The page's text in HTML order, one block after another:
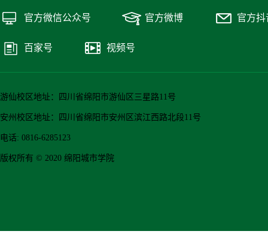
官方微信公众号 官方微博 官方抖
百家号 视频号
游仙校区地址：四川省绵阳市游仙区三星路11号
安州校区地址：四川省绵阳市安州区滨江西路北段11号
电话: 0816-6285123
版权所有 © 2020 绵阳城市学院